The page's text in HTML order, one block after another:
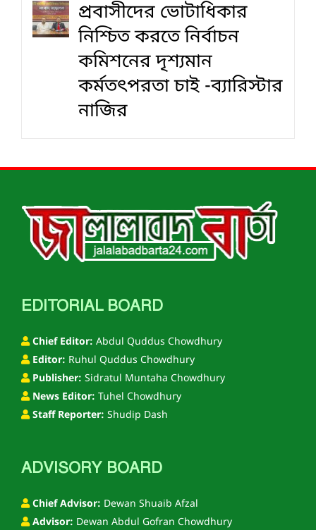
প্রবাসীদের ভোটাধিকার
নিশ্চিত করতে নির্বাচন
কমিশনের দৃশ‍্যমান
কর্মতৎপরতা চাই -ব্যারিস্টার
নাজির
EDITORIAL BOARD
Chief Editor: Abdul Quddus Chowdhury
Editor: Ruhul Quddus Chowdhury
Publisher: Sidratul Muntaha Chowdhury
News Editor: Tuhel Chowdhury
Staff Reporter: Shudip Dash
ADVISORY BOARD
Chief Advisor: Dewan Shuaib Afzal
Advisor: Dewan Abdul Gofran Chowdhury